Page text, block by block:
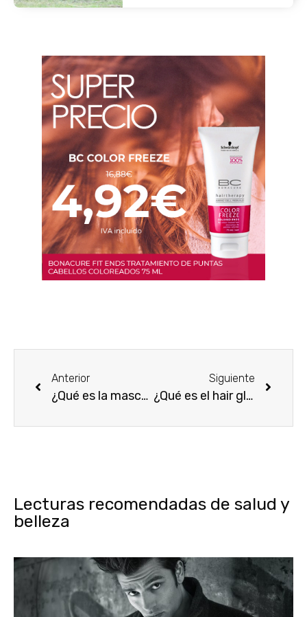
Anterior
¿Qué es la mascarilla del pelo y cómo aplicarla?
Siguiente
¿Qué es el hair gloss y cómo funciona este tratamiento para el cabello?
Lecturas recomendadas de salud y
belleza